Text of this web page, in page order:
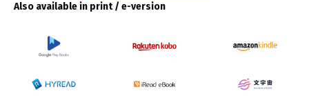
Also available in print / e-version